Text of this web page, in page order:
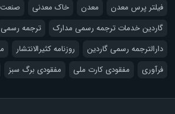
فیلتر پرس معدن
معدن خاک معدنی صنعت
گاردین خدمات ترجمه رسمی مدارک
ترجمه رسمی
دارالترجمه رسمی گاردین
روزنامه کثیرالانتشار
فرآوری
مفقودی کارت ملی مفقودی برگ سبز